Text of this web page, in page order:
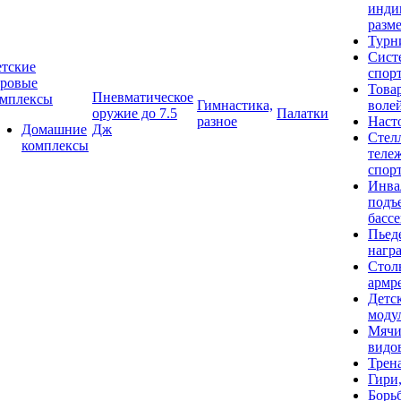
Домашние
комплексы
Пневматическое
оружие до 7.5
Дж
Гимнастика,
разное
Палатки